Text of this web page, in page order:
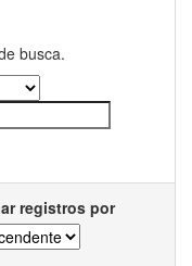
busca.
registros por